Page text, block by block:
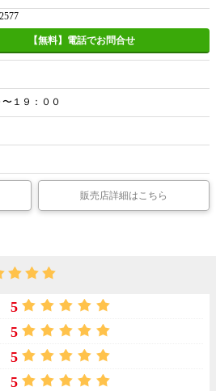
【無料】電話でお問合せ
〜１９：００
販売店詳細はこちら
5
5
5
5